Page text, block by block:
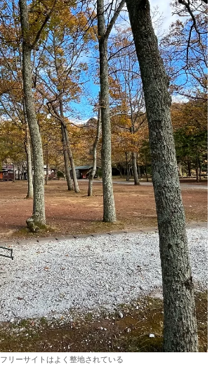
フリーサイトはよく整地されている